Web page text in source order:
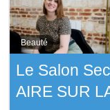
Beauté
Le Salon
AIRE SUR